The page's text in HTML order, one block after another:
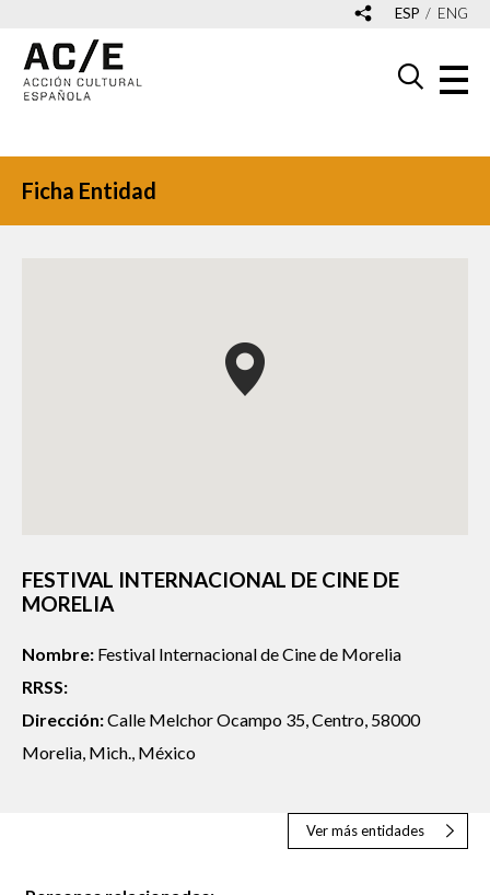
ESP ENG
Ficha Entidad
FESTIVAL INTERNACIONAL DE CINE DE
MORELIA
Nombre: Festival Internacional de Cine de Morelia
RRSS:
Dirección:Calle Melchor Ocampo 35, Centro, 58000
Morelia, Mich., México
Ver más entidades